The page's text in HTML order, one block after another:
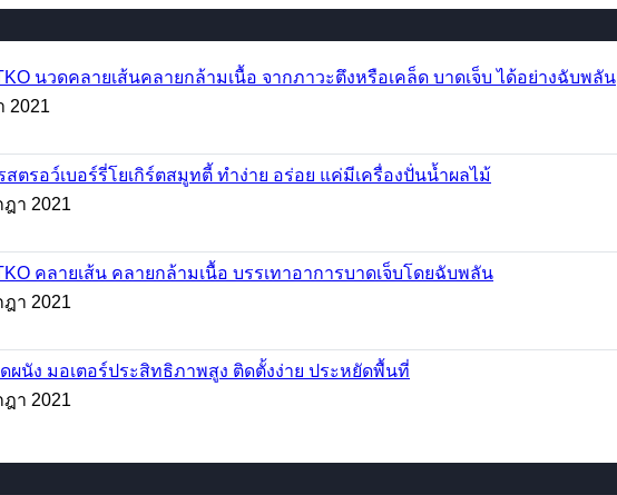
นวดคลายเส้นคลายกล้ามเนื้อ จากภาวะตึงหรือเคล็ด บาดเจ็บ ได้อย่างฉับพลัน
2021
สตรอว์เบอร์รี่โยเกิร์ตสมูทตี้ ทำง่าย อร่อย แค่มีเครื่องปั่นน้ำผลไม้
ฎา 2021
คลายเส้น คลายกล้ามเนื้อ บรรเทาอาการบาดเจ็บโดยฉับพลัน
ฎา 2021
ผนัง มอเตอร์ประสิทธิภาพสูง ติดตั้งง่าย ประหยัดพื้นที่
ฎา 2021